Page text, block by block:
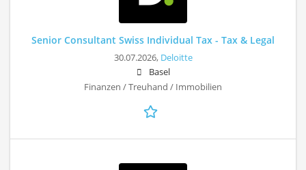
Senior Consultant Swiss Individual Tax - Tax & Legal
30.07.2026, Deloitte
Basel
Finanzen / Treuhand / Immobilien